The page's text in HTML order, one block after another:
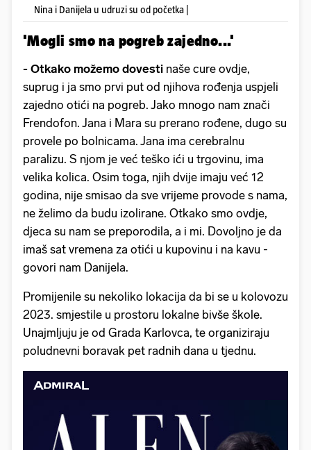
Nina i Danijela u udruzi su od početka |
'Mogli smo na pogreb zajedno...'
- Otkako možemo dovesti naše cure ovdje,
suprug i ja smo prvi put od njihova rođenja uspjeli
zajedno otići na pogreb. Jako mnogo nam znači
Frendofon. Jana i Mara su prerano rođene, dugo su
provele po bolnicama. Jana ima cerebralnu
paralizu. S njom je već teško ići u trgovinu, ima
velika kolica. Osim toga, njih dvije imaju već 12
godina, nije smisao da sve vrijeme provode s nama,
ne želimo da budu izolirane. Otkako smo ovdje,
djeca su nam se preporodila, a i mi. Dovoljno je da
imaš sat vremena za otići u kupovinu i na kavu -
govori nam Danijela.
Promijenile su nekoliko lokacija da bi se u kolovozu
2023. smjestile u prostoru lokalne bivše škole.
Unajmljuju je od Grada Karlovca, te organiziraju
poludnevni boravak pet radnih dana u tjednu.